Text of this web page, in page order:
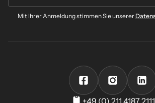
Mit Ihrer Anmeldung stimmen Sie unserer
+49 (0) 211 4187 2111